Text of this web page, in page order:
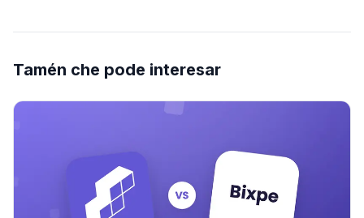
Tamén che pode interesar